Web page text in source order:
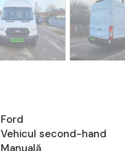
Ford
Vehicul second-hand
Manuală